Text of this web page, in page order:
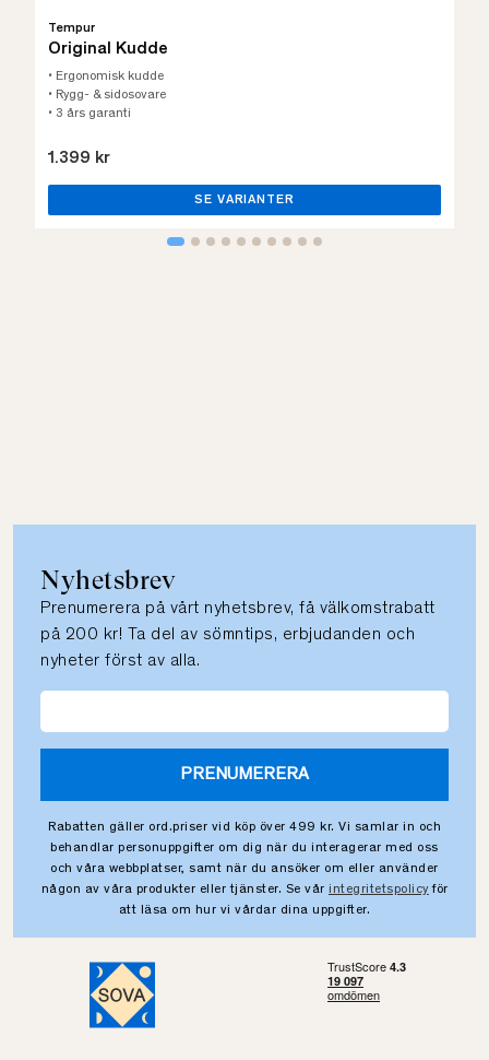
Tempur
Original Kudde
• Ergonomisk kudde
• Rygg- & sidosovare
• 3 års garanti
1.399 kr
SE VARIANTER
Nyhetsbrev
Prenumerera på vårt nyhetsbrev, få välkomstrabatt
på 200 kr! Ta del av sömntips, erbjudanden och
nyheter först av alla.
PRENUMERERA
Rabatten gäller ord.priser vid köp över 499 kr. Vi samlar in och
behandlar personuppgifter om dig när du interagerar med oss
och våra webbplatser, samt när du ansöker om eller använder
någon av våra produkter eller tjänster. Se vår integritetspolicy för
att läsa om hur vi vårdar dina uppgifter.